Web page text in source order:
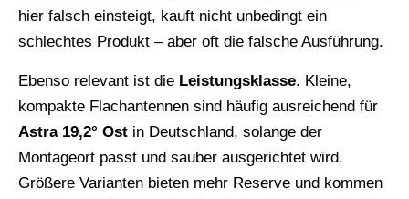
hier falsch einsteigt, kauft nicht unbedingt ein
schlechtes Produkt – aber oft die falsche Ausführung.
Ebenso relevant ist die Leistungsklasse. Kleine,
kompakte Flachantennen sind häufig ausreichend für
Astra 19,2° Ost in Deutschland, solange der
Montageort passt und sauber ausgerichtet wird.
Größere Varianten bieten mehr Reserve und kommen